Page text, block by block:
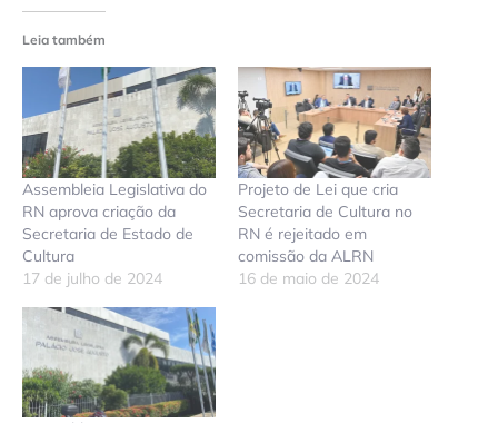
Leia também
Assembleia Legislativa do
RN aprova criação da
Secretaria de Estado de
Cultura
17 de julho de 2024
Projeto de Lei que cria
Secretaria de Cultura no
RN é rejeitado em
comissão da ALRN
16 de maio de 2024